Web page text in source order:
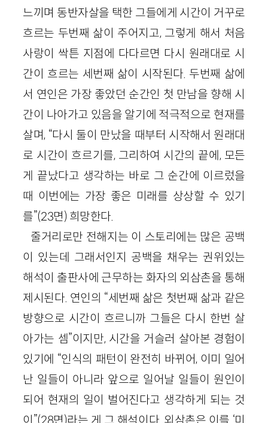
느끼며 동반자살을 택한 그들에게 시간이 거꾸로
흐르는 두번째 삶이 주어지고, 그렇게 해서 처음
사랑이 싹튼 지점에 다다르면 다시 원래대로 시
간이 흐르는 세번째 삶이 시작된다. 두번째 삶에
서 연인은 가장 좋았던 순간인 첫 만남을 향해 시
간이 나아가고 있음을 알기에 적극적으로 현재를
살며, “다시 둘이 만났을 때부터 시작해서 원래대
로 시간이 흐르기를, 그리하여 시간의 끝에, 모든
게 끝났다고 생각하는 바로 그 순간에 이르렀을
때 이번에는 가장 좋은 미래를 상상할 수 있기
를”(23면) 희망한다.
줄거리로만 전해지는 이 스토리에는 많은 공백
이 있는데 그래서인지 공백을 채우는 권위있는
해석이 출판사에 근무하는 화자의 외삼촌을 통해
제시된다. 연인의 “세번째 삶은 첫번째 삶과 같은
방향으로 시간이 흐르니까 그들은 다시 한번 살
아가는 셈”이지만, 시간을 거슬러 살아본 경험이
있기에 “인식의 패턴이 완전히 바뀌어, 이미 일어
난 일들이 아니라 앞으로 일어날 일들이 원인이
되어 현재의 일이 벌어진다고 생각하게 되는 것
이”(28면)라는 게 그 해석이다. 외삼촌은 이를 ‘미